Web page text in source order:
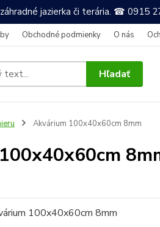
jazierka či terária. ☎ 0915
Obchodné podmienky O nás
Hľadať
Akvárium 100x40x60cm 8mm